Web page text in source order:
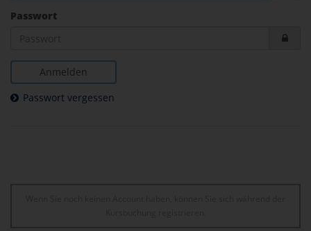
Passwort
Anmelden
Passwort vergessen